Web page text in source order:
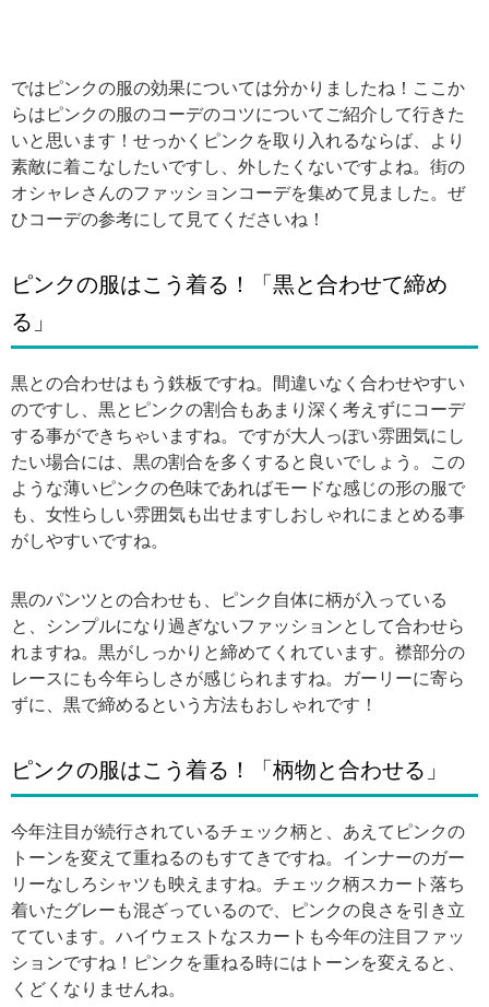
ではピンクの服の効果については分かりましたね！ここか
らはピンクの服のコーデのコツについてご紹介して行きた
いと思います！せっかくピンクを取り入れるならば、より
素敵に着こなしたいですし、外したくないですよね。街の
オシャレさんのファッションコーデを集めて見ました。ぜ
ひコーデの参考にして見てくださいね！
ピンクの服はこう着る！「黒と合わせて締め
る」
黒との合わせはもう鉄板ですね。間違いなく合わせやすい
のですし、黒とピンクの割合もあまり深く考えずにコーデ
する事ができちゃいますね。ですが大人っぽい雰囲気にし
たい場合には、黒の割合を多くすると良いでしょう。この
ような薄いピンクの色味であればモードな感じの形の服で
も、女性らしい雰囲気も出せますしおしゃれにまとめる事
がしやすいですね。
黒のパンツとの合わせも、ピンク自体に柄が入っている
と、シンプルになり過ぎないファッションとして合わせら
れますね。黒がしっかりと締めてくれています。襟部分の
レースにも今年らしさが感じられますね。ガーリーに寄ら
ずに、黒で締めるという方法もおしゃれです！
ピンクの服はこう着る！「柄物と合わせる」
今年注目が続行されているチェック柄と、あえてピンクの
トーンを変えて重ねるのもすてきですね。インナーのガー
リーなしろシャツも映えますね。チェック柄スカート落ち
着いたグレーも混ざっているので、ピンクの良さを引き立
てています。ハイウェストなスカートも今年の注目ファッ
ションですね！ピンクを重ねる時にはトーンを変えると、
くどくなりませんね。